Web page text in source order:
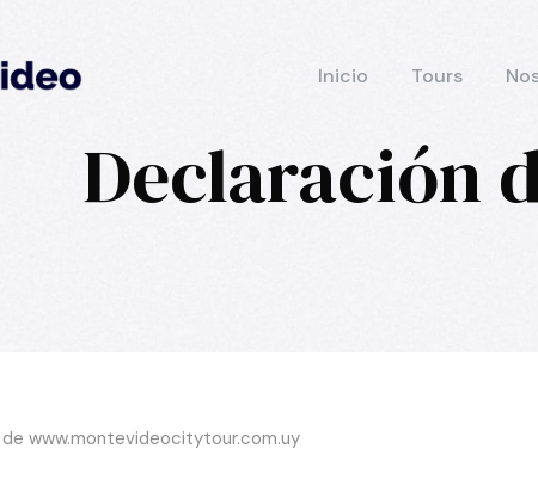
Inicio Tours
Declaración
www.montevideocitytour.com.uy